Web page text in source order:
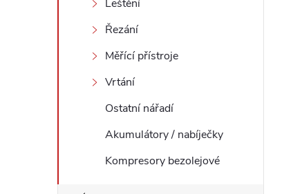
Leštění
Řezání
Měřící přístroje
Vrtání
Ostatní nářadí
Akumulátory / nabíječky
Kompresory bezolejové